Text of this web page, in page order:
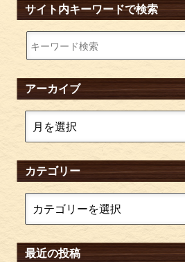
サイト内キーワードで検索
アーカイブ
カテゴリー
最近の投稿